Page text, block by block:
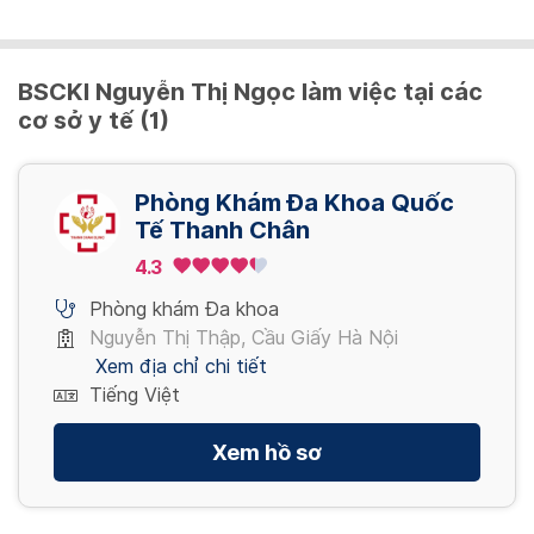
Xét nghiệm PCR Covid-19 (mẫu gộp 4 ~ 7)
Xét nghiệm PCR Covid-19 (mẫu gộp 8 ~ 10)
300,000 VND/ người
KHÁM SỨC KHỎE HẬU COVID-19
Gói khám sức khỏe hậu Covid-19
BSCKI Nguyễn Thị Ngọc làm việc tại các
cơ sở y tế (1)
Phòng Khám Đa Khoa Quốc
Tế Thanh Chân
4.3
Phòng khám Đa khoa
Nguyễn Thị Thập, Cầu Giấy Hà Nội
Xem địa chỉ chi tiết
Tiếng Việt
Xem hồ sơ